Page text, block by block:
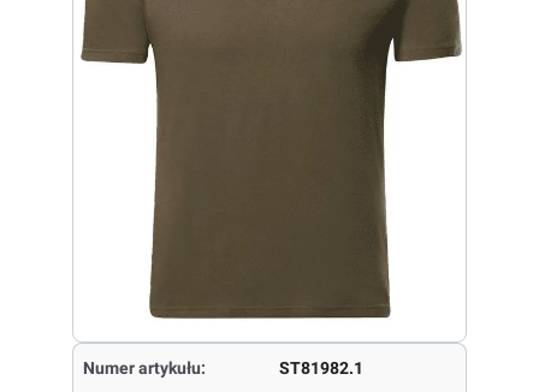
Numer artykułu: ST81982.1